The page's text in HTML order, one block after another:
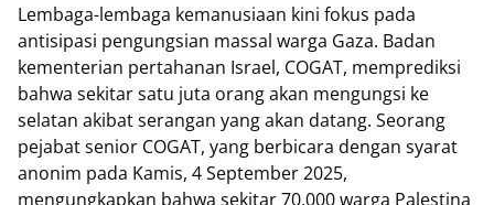
Lembaga-lembaga kemanusiaan kini fokus pada
antisipasi pengungsian massal warga Gaza. Badan
kementerian pertahanan Israel, COGAT, memprediksi
bahwa sekitar satu juta orang akan mengungsi ke
selatan akibat serangan yang akan datang. Seorang
pejabat senior COGAT, yang berbicara dengan syarat
anonim pada Kamis, 4 September 2025,
mengungkapkan bahwa sekitar 70.000 warga Palestina